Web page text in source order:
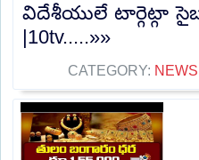
విదేశీయులే టార్గెట్గా
|10tv.....»»
CATEGORY: NEWS